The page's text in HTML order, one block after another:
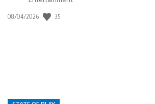
Date
08/04/2026 35